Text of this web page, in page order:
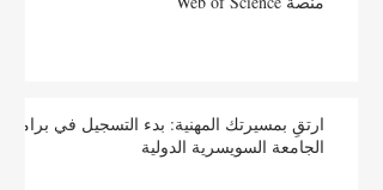
ارتقِ بمسيرتك المهنية: بدء التسجيل في برامج
الجامعة السويسرية الدولية